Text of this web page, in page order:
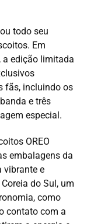
todo seu
Em
a edição limitada
fãs, incluindo os
e três
especial.
OREO
embalagens da
vibrante e
do Sul, um
como
contato com a